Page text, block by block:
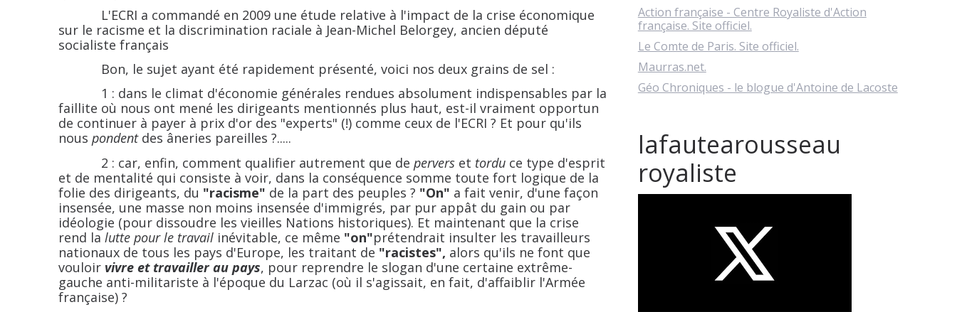
L'ECRI a commandé en 2009 une étude relative à l'impact de la crise économique
sur le racisme et la discrimination raciale à Jean-Michel Belorgey, ancien député
socialiste français
Bon, le sujet ayant été rapidement présenté, voici nos deux grains de sel :
1 : dans le climat d'économie générales rendues absolument indispensables par la
faillite où nous ont mené les dirigeants mentionnés plus haut, est-il vraiment opportun
de continuer à payer à prix d'or des "experts" (!) comme ceux de l'ECRI ? Et pour qu'ils
nous pondentdes âneries pareilles ?.....
2 : car, enfin, comment qualifier autrement que de pervers et tordu ce type d'esprit
et de mentalité qui consiste à voir, dans la conséquence somme toute fort logique de la
folie des dirigeants, du "racisme" de la part des peuples ? "On" a fait venir, d'une façon
insensée, une masse non moins insensée d'immigrés, par pur appât du gain ou par
idéologie (pour dissoudre les vieilles Nations historiques). Et maintenant que la crise
rend la lutte pour le travail inévitable, ce même "on"prétendrait insulter les travailleurs
nationaux de tous les pays d'Europe, les traitant de "racistes", alors qu'ils ne font que
vouloir vivre et travailler au pays, pour reprendre le slogan d'une certaine extrême-
gauche anti-militariste à l'époque du Larzac (où il s'agissait, en fait, d'affaiblir l'Armée
française) ?
Action française - Centre Royaliste d'Action
française. Site officiel.
Le Comte de Paris. Site officiel.
Maurras.net.
Géo Chroniques - le blogue d'Antoine de Lacoste
lafautearousseau
royaliste